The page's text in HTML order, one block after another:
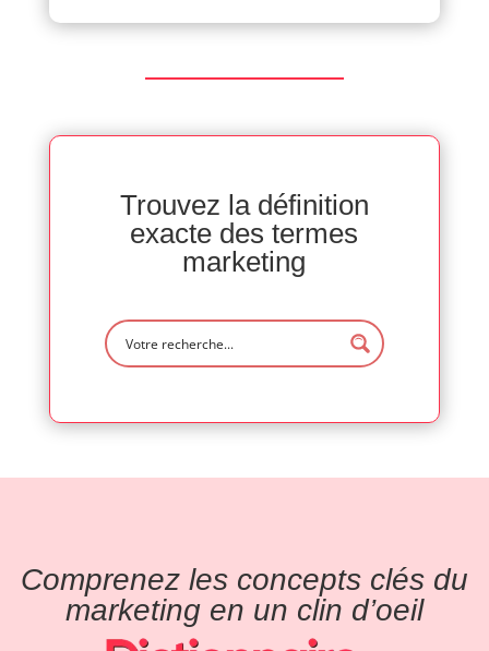
Trouvez la définition
exacte des termes
marketing
Comprenez les concepts clés du
marketing en un clin d’oeil